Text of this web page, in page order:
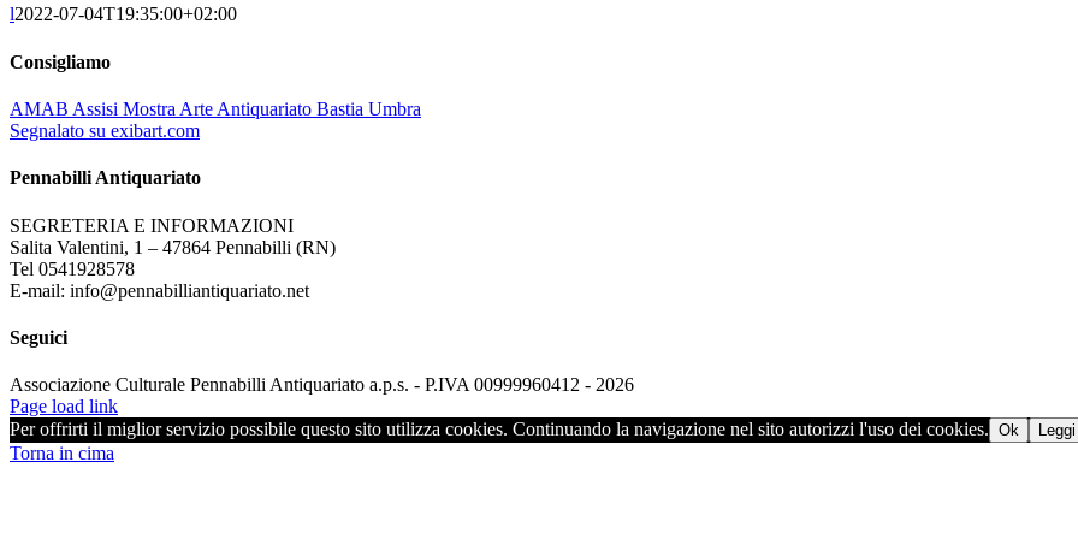
l2022-07-04T19:35:00+02:00
Consigliamo
AMAB Assisi Mostra Arte Antiquariato Bastia Umbra
Segnalato su exibart.com
Pennabilli Antiquariato
SEGRETERIA E INFORMAZIONI
Salita Valentini, 1 – 47864 Pennabilli (RN)
Tel 0541928578
E-mail: info@pennabilliantiquariato.net
Seguici
Associazione Culturale Pennabilli Antiquariato a.p.s. - P.IVA 00999960412 - 2026
Page load link
Per offrirti il miglior servizio possibile questo sito utilizza cookies. Continuando la navigazione nel sito autorizzi l'uso dei cookies. Ok
Torna in cima